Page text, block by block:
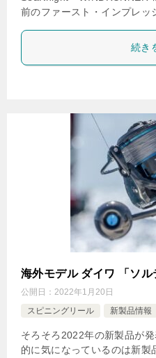
前のファースト・インプレッ
続き
海外モデル ダイワ 「ソ
公開日： 2022年1月20日
スピニングリール
新製品情報
そろそろ2022年の新製品が
的に気になっているのは新製